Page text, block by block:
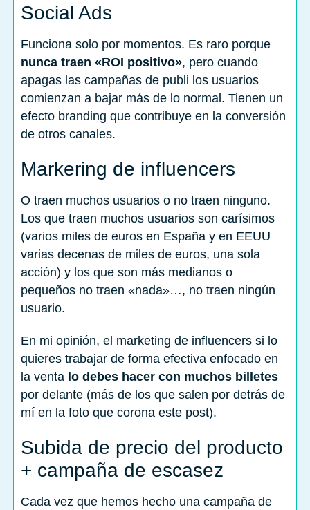
Social Ads
Funciona solo por momentos. Es raro porque
nunca traen «ROI positivo», pero cuando
apagas las campañas de publi los usuarios
comienzan a bajar más de lo normal. Tienen un
efecto branding que contribuye en la conversión
de otros canales.
Markering de influencers
O traen muchos usuarios o no traen ninguno.
Los que traen muchos usuarios son carísimos
(varios miles de euros en España y en EEUU
varias decenas de miles de euros, una sola
acción) y los que son más medianos o
pequeños no traen «nada»…, no traen ningún
usuario.
En mi opinión, el marketing de influencers si lo
quieres trabajar de forma efectiva enfocado en
la venta lo debes hacer con muchos billetes
por delante (más de los que salen por detrás de
mí en la foto que corona este post).
Subida de precio del producto
+ campaña de escasez
Cada vez que hemos hecho una campaña de